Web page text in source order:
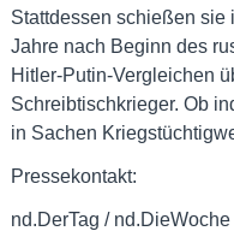
Stattdessen schießen sie
Jahre nach Beginn des
Hitler-Putin-Vergleichen
Schreibtischkrieger. Ob
in Sachen
Pressekontakt:
nd.DerTag / nd.DieWoche